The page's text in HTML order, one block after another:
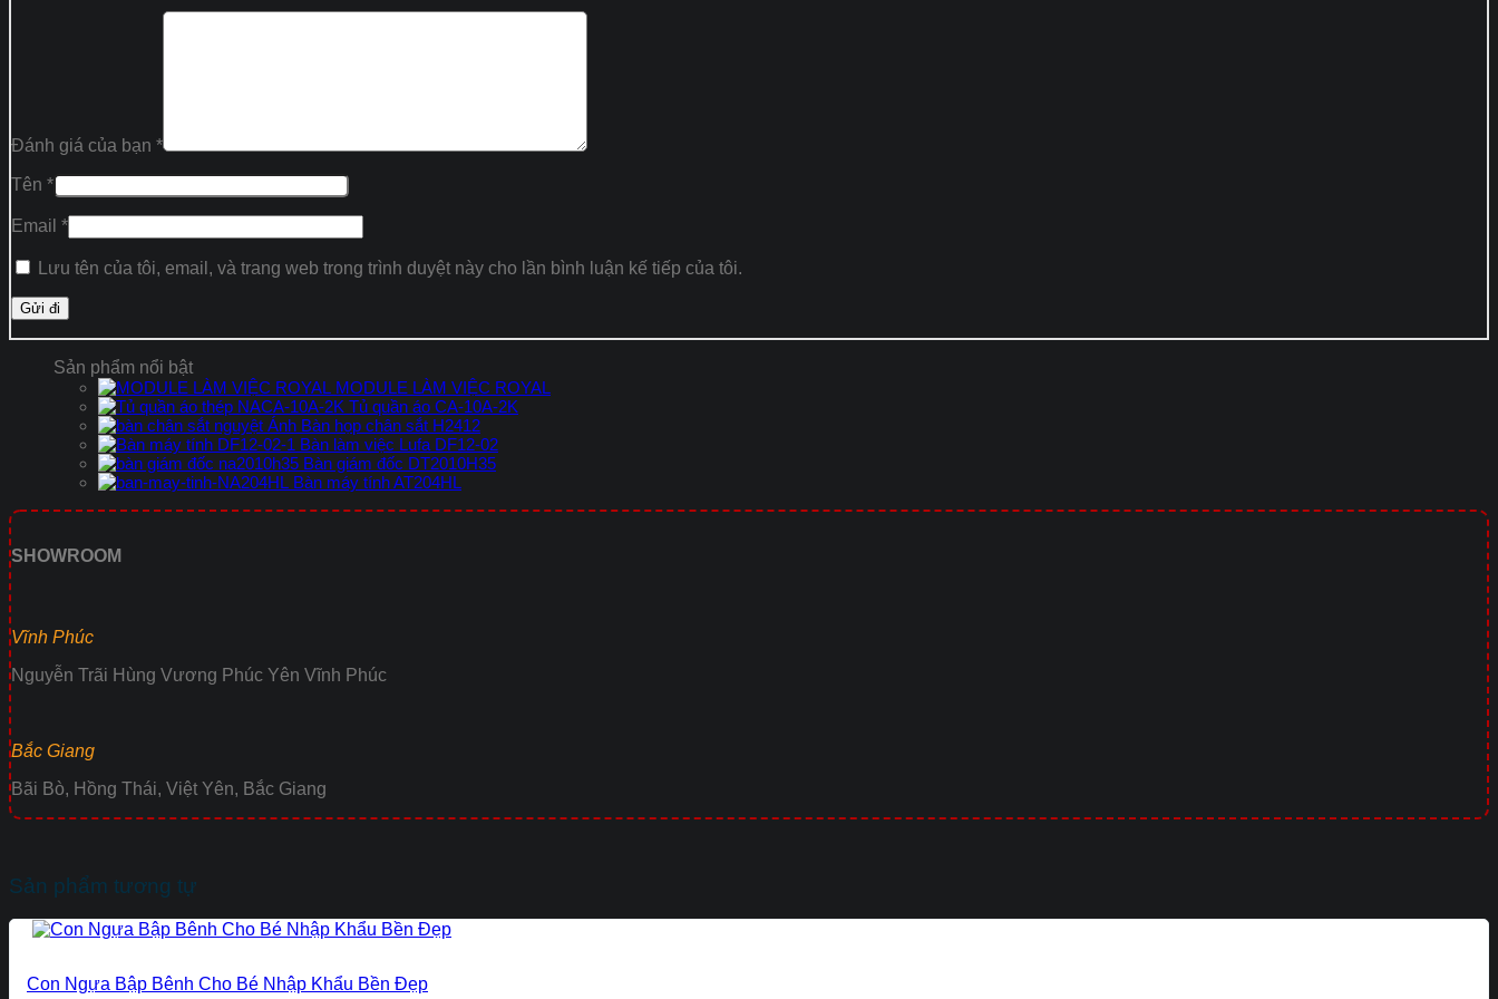
Đánh giá của bạn *
Tên *
Email *
Lưu tên của tôi, email, và trang web trong trình duyệt này cho lần bình luận kế tiếp của tôi.
Sản phẩm nổi bật
MODULE LÀM VIỆC ROYAL
Tủ quần áo CA-10A-2K
Bàn họp chân sắt H2412
Bàn làm việc Lufa DF12-02
Bàn giám đốc DT2010H35
Bàn máy tính AT204HL
SHOWROOM
Vĩnh Phúc
Nguyễn Trãi Hùng Vương Phúc Yên Vĩnh Phúc
Bắc Giang
Bãi Bò, Hồng Thái, Việt Yên, Bắc Giang
Sản phẩm tương tự
Con Ngựa Bập Bênh Cho Bé Nhập Khẩu Bền Đẹp